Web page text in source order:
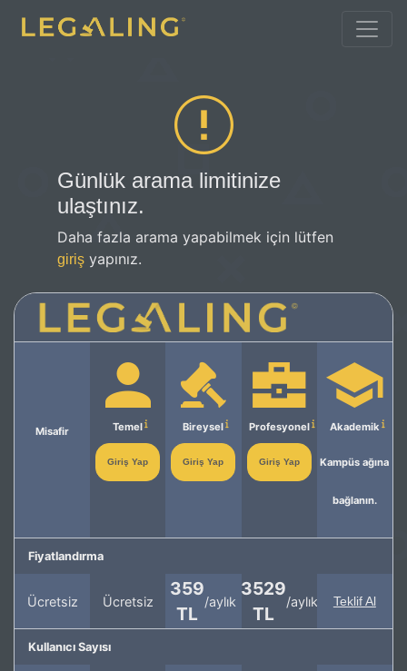
Günlük arama limitinize
ulaştınız.
Daha fazla arama yapabilmek için lütfen
giriş yapınız.
Misafir Temel
Giriş Yap
Bireysel
Giriş Yap
Profesyonel
Giriş Yap
Akademik
Kampüs ağına
bağlanın.
Fiyatlandırma
Ücretsiz Ücretsiz
359
TL
/aylık
3529
TL
/aylık Teklif Al
Kullanıcı Sayısı